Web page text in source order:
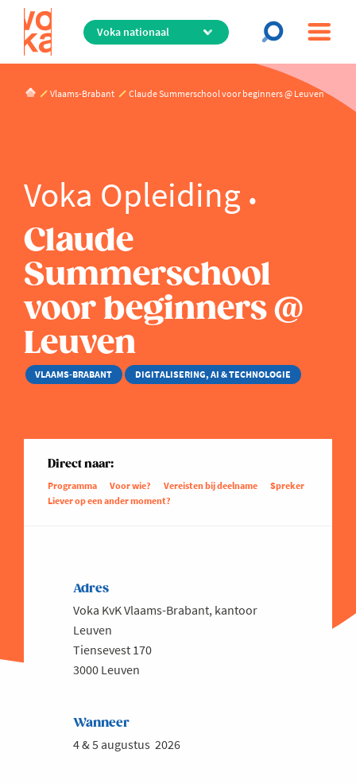
Overslaan
de
inhoud
Vlaams-Brabant Claude Summerschool voor beginners @ Leuven
Voka Opleiding
Claude
Summerschool
voor beginners @
Leuven
VLAAMS-BRABANT DIGITALISERING, AI & TECHNOLOGIE
Direct naar:
Programma Voor wie? Vereisten bij deelname
Spreker
Liever op een ander moment?
Adres
Voka KvK Vlaams-Brabant, kantoor
Leuven
Tiensevest 170
3000 Leuven
Wanneer
4 & 5 augustus 2026